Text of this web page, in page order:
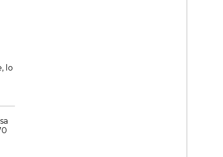
lo